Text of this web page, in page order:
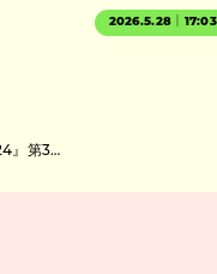
2026.5.28｜17:03
、downtら27組